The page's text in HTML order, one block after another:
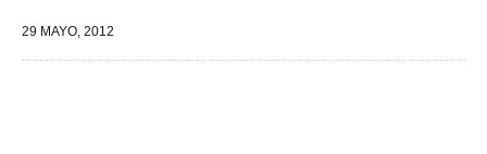
29 MAYO, 2012